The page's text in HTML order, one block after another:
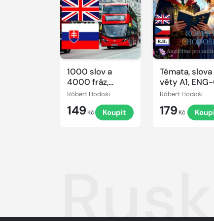
1000 slov a
4000 fráz,
anglicky-
slovensky
Róbert Hodoši
149 Kč Koupit
Témata, slova
věty A1,
Róbert Hodoši
179 Kč